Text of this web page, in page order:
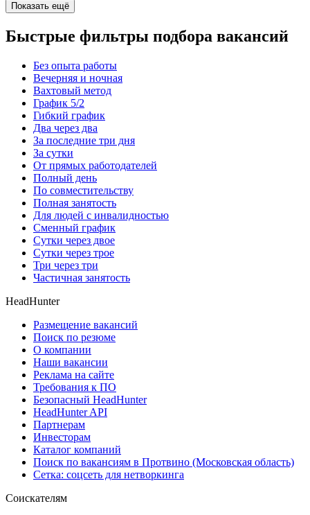
Показать ещё
Быстрые фильтры подбора вакансий
Без опыта работы
Вечерняя и ночная
Вахтовый метод
График 5/2
Гибкий график
Два через два
За последние три дня
За сутки
От прямых работодателей
Полный день
По совместительству
Полная занятость
Для людей с инвалидностью
Сменный график
Сутки через двое
Сутки через трое
Три через три
Частичная занятость
HeadHunter
Размещение вакансий
Поиск по резюме
О компании
Наши вакансии
Реклама на сайте
Требования к ПО
Безопасный HeadHunter
HeadHunter API
Партнерам
Инвесторам
Каталог компаний
Поиск по вакансиям в Протвино (Московская область)
Сетка: соцсеть для нетворкинга
Соискателям